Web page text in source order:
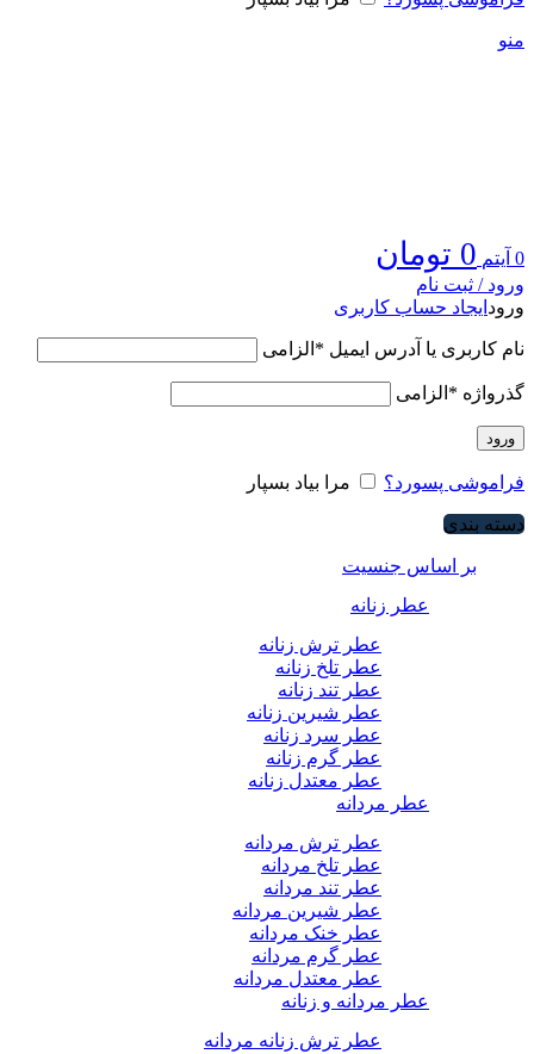
منو
0 آیتم 0 تومان
ورود / ثبت نام
ورود ایجاد حساب کاربری
نام کاربری یا آدرس ایمیل * الزامی
گذرواژه * الزامی
ورود
فراموشی پسورد؟ مرا بیاد بسپار
دسته بندی
بر اساس جنسیت
عطر زنانه
عطر ترش زنانه
عطر تلخ زنانه
عطر تند زنانه
عطر شیرین زنانه
عطر سرد زنانه
عطر گرم زنانه
عطر معتدل زنانه
عطر مردانه
عطر ترش مردانه
عطر تلخ مردانه
عطر تند مردانه
عطر شیرین مردانه
عطر خنک مردانه
عطر گرم مردانه
عطر معتدل مردانه
عطر مردانه و زنانه
عطر ترش زنانه مردانه